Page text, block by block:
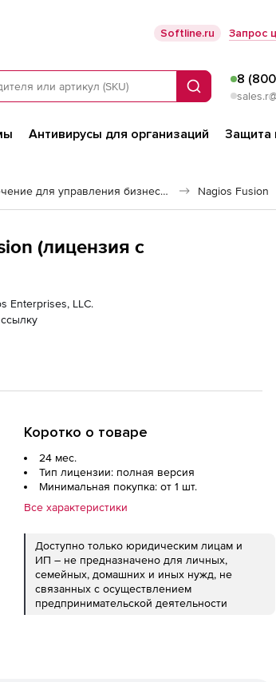
Softline.ru Запрос
Поиск
8
Антивирусы для организаций Защита
Программное обеспечение для управления бизнесом Nagios Fusion
(лицензия с
Enterprises, LLC.
Коротко о товаре
24 мес.
Тип лицензии: полная версия
Минимальная покупка: от 1 шт.
Все характеристики
Доступно только юридическим лицам и
ИП – не предназначено для личных,
семейных, домашних и иных нужд, не
связанных с осуществлением
предпринимательской деятельности